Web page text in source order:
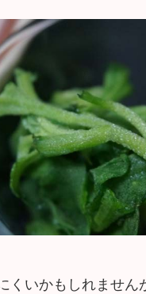
くいかもしれません